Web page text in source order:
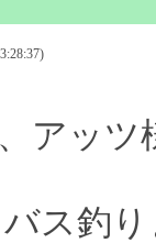
アッツ
ス釣